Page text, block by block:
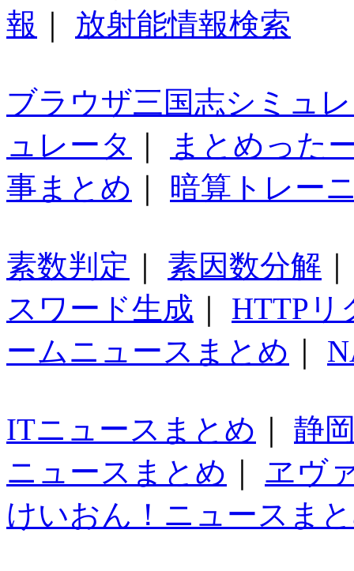
報
放射能情報検索
ブラウザ三国志シミュ
ュレータ
まとめった
事まとめ
暗算トレー
素数判定 素因数分解
スワード生成
HTTPリ
ームニュースまとめ
ITニュースまとめ
静
ニュースまとめ
ヱヴ
けいおん！ニュースま